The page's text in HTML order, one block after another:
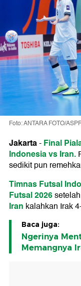
Foto: ANTARA FOTO/
Jakarta-Final
Indonesia vs Iran.
sedikit pun
Timnas Futsal
Futsal 2026
Iran kalahkan Irak
Baca juga:
Ngerinya
Memangnya